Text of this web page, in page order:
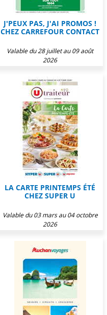
J'PEUX PAS, J'AI PROMOS !
CHEZ CARREFOUR CONTACT
Valable du 28 juillet au 09 août
2026
LA CARTE PRINTEMPS ÉTÉ
CHEZ SUPER U
Valable du 03 mars au 04 octobre
2026